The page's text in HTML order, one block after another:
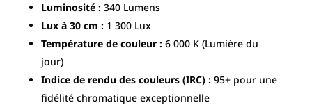
Luminosité :340 Lumens
Lux à 30 cm :1 300 Lux
Température de couleur :6 000 K (Lumière du
jour)
Indice de rendu des couleurs (IRC) :95+ pour une
fidélité chromatique exceptionnelle